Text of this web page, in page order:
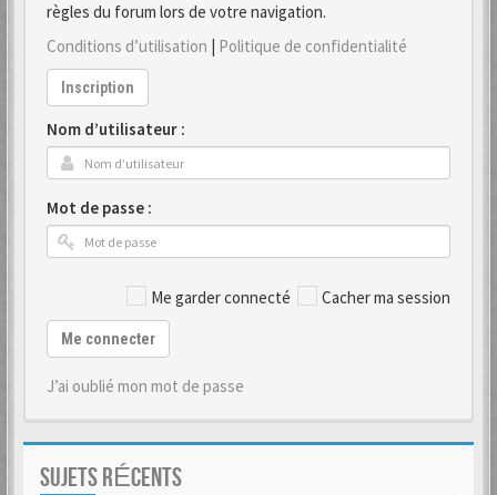
règles du forum lors de votre navigation.
Conditions d’utilisation | Politique de confidentialité
Inscription
Nom d’utilisateur :
Mot de passe :
Me garder connecté Cacher ma session
Me connecter
J’ai oublié mon mot de passe
SUJETS RÉCENTS